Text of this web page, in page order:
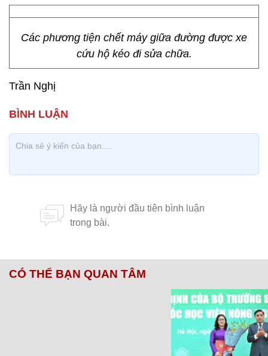
Các phương tiện chết máy giữa đường được xe
cứu hộ kéo đi sửa chữa.
Trần Nghị
CÓ THỂ BẠN QUAN TÂM